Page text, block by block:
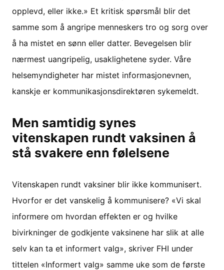
opplevd, eller ikke.» Et kritisk spørsmål blir det
samme som å angripe menneskers tro og sorg over
å ha mistet en sønn eller datter. Bevegelsen blir
nærmest uangripelig, usaklighetene syder. Våre
helsemyndigheter har mistet informasjonevnen,
kanskje er kommunikasjonsdirektøren sykemeldt.
Men samtidig synes
vitenskapen rundt vaksinen å
stå svakere enn følelsene
Vitenskapen rundt vaksiner blir ikke kommunisert.
Hvorfor er det vanskelig å kommunisere? «Vi skal
informere om hvordan effekten er og hvilke
bivirkninger de godkjente vaksinene har slik at alle
selv kan ta et informert valg», skriver FHI under
tittelen «Informert valg» samme uke som de første